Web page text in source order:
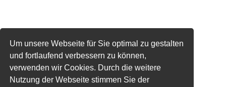
Um unsere Webseite für Sie optimal zu gestalten
und fortlaufend verbessern zu können,
verwenden wir Cookies. Durch die weitere
Nutzung der Webseite stimmen Sie der